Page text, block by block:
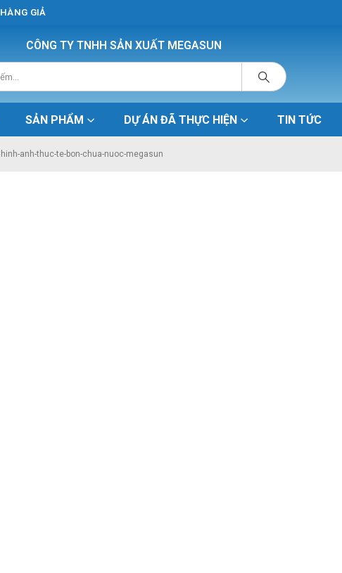
GIẢ
CÔNG TY TNHH SẢN XUẤT MEGASUN
SẢN PHẨM DỰ ÁN ĐÃ THỰC HIỆN TIN TỨC
hinh-anh-thuc-te-bon-chua-nuoc-megasun